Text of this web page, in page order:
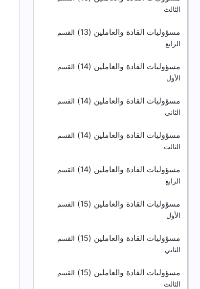
الثالث
مسؤوليات القادة والعاملين (13)
القسم
الرابع
مسؤوليات القادة والعاملين (14)
القسم
الأول
مسؤوليات القادة والعاملين (14)
القسم
الثاني
مسؤوليات القادة والعاملين (14)
القسم
الثالث
مسؤوليات القادة والعاملين (14)
القسم
الرابع
مسؤوليات القادة والعاملين (15)
القسم
الأول
مسؤوليات القادة والعاملين (15)
القسم
الثاني
مسؤوليات القادة والعاملين (15)
القسم
الثالث